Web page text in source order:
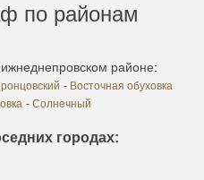
по районам
районе:
- Восточная обуховка
- Солнечный
городах: